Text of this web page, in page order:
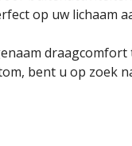
op uw lichaam
bent u op